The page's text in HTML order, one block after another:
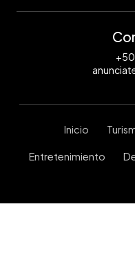
Inicio
Entretenimiento